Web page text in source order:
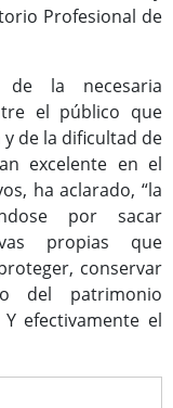
Profesional de
de la necesaria
el público que
de la dificultad de
excelente en el
ha aclarado, “la
por sacar
propias que
conservar
del patrimonio
efectivamente el